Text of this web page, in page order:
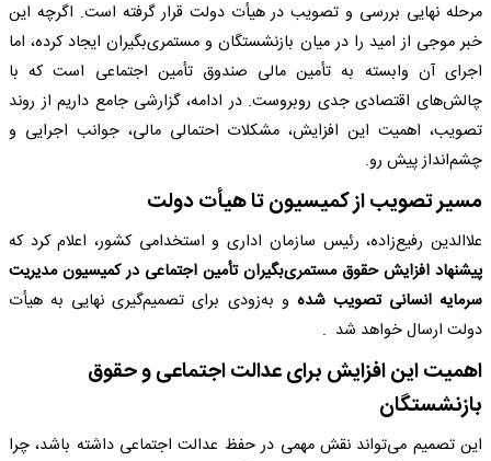
مرحله نهایی بررسی و تصویب در هیأت دولت قرار گرفته است. اگرچه این
خبر موجی از امید را در میان بازنشستگان و مستمری‌بگیران ایجاد کرده، اما
اجرای آن وابسته به تأمین مالی صندوق تأمین اجتماعی است که با
چالش‌های اقتصادی جدی روبروست. در ادامه، گزارشی جامع داریم از روند
تصویب، اهمیت این افزایش، مشکلات احتمالی مالی، جوانب اجرایی و
چشم‌انداز پیش رو.
مسیر تصویب از کمیسیون تا هیأت دولت
علاالدین رفیع‌زاده، رئیس سازمان اداری و استخدامی کشور، اعلام کرد که
پیشنهاد افزایش حقوق مستمری‌بگیران تأمین اجتماعی در کمیسیون مدیریت
سرمایه انسانی تصویب شده و به‌زودی برای تصمیم‌گیری نهایی به هیأت
دولت ارسال خواهد شد .
اهمیت این افزایش برای عدالت اجتماعی و حقوق
بازنشستگان
این تصمیم می‌تواند نقش مهمی در حفظ عدالت اجتماعی داشته باشد، چرا